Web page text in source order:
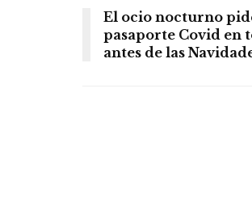
El ocio nocturno
pasaporte Covid en
antes de las